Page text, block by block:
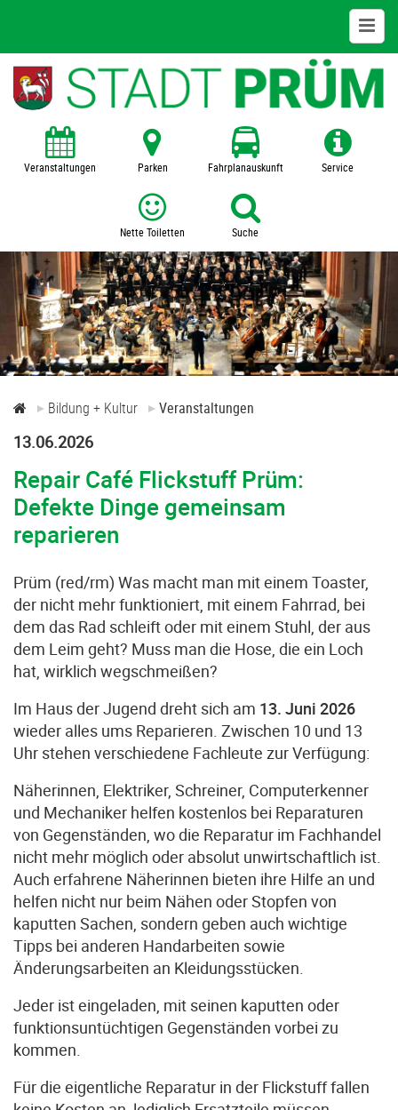
Bildung + Kultur
Kita
Schulen
Zentralbücherei
Museum
SFZ Prümer Land
Veranstaltungen Parken Fahrplanauskunft Service
Nette Toiletten Suche
Bildung + Kultur Veranstaltungen
13.06.2026
Repair Café Flickstuff Prüm:
Defekte Dinge gemeinsam
reparieren
Prüm (red/rm) Was macht man mit einem Toaster,
der nicht mehr funktioniert, mit einem Fahrrad, bei
dem das Rad schleift oder mit einem Stuhl, der aus
dem Leim geht? Muss man die Hose, die ein Loch
hat, wirklich wegschmeißen?
Im Haus der Jugend dreht sich am 13. Juni 2026
wieder alles ums Reparieren. Zwischen 10 und 13
Uhr stehen verschiedene Fachleute zur Verfügung:
Näherinnen, Elektriker, Schreiner, Computerkenner
und Mechaniker helfen kostenlos bei Reparaturen
von Gegenständen, wo die Reparatur im Fachhandel
nicht mehr möglich oder absolut unwirtschaftlich ist.
Auch erfahrene Näherinnen bieten ihre Hilfe an und
helfen nicht nur beim Nähen oder Stopfen von
kaputten Sachen, sondern geben auch wichtige
Tipps bei anderen Handarbeiten sowie
Änderungsarbeiten an Kleidungsstücken.
Jeder ist eingeladen, mit seinen kaputten oder
funktionsuntüchtigen Gegenständen vorbei zu
kommen.
Für die eigentliche Reparatur in der Flickstuff fallen